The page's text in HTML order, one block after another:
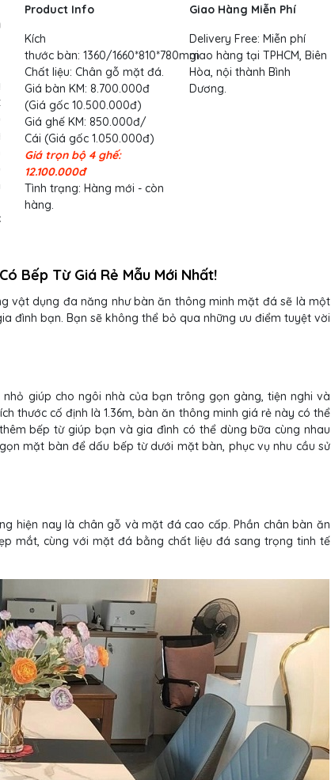
Product Info
Kích
thước bàn: 1360/1660*810*780mm
Chất liệu: Chân gỗ mặt đá.
Giá bàn KM: 8.700.000đ
(Giá gốc 10.500.000đ)
Giá ghế KM: 850.000đ/
Cái (Giá gốc 1.050.000đ)
Giá trọn bộ 4 ghế:
12.100.000đ
Tình trạng: Hàng mới - còn
hàng.
Giao Hàng Miễn Phí
Delivery Free: Miễn phí
giao hàng tại TPHCM, Biên
Hòa, nội thành Bình
Dương.
Bếp Từ Giá Rẻ Mẫu Mới Nhất!
vật dụng đa năng như bàn ăn thông minh mặt đá sẽ là một
đình bạn. Bạn sẽ không thể bỏ qua những ưu điểm tuyệt vời
giúp cho ngôi nhà của bạn trông gọn gàng, tiện nghi và
thước cố định là 1.36m, bàn ăn thông minh giá rẻ này có thể
bếp từ giúp bạn và gia đình có thể dùng bữa cùng nhau
mặt bàn để dấu bếp từ dưới mặt bàn, phục vụ nhu cầu sử
hiện nay là chân gỗ và mặt đá cao cấp. Phần chân bàn ăn
mắt, cùng với mặt đá bằng chất liệu đá sang trọng tinh tế